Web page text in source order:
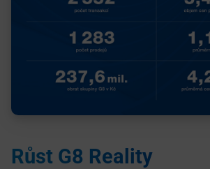
Růst G8 Reality